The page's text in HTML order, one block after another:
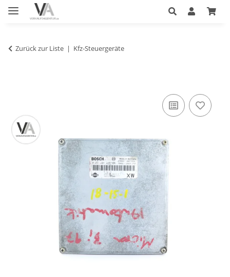
Zurück zur Liste Kfz-Steuergeräte